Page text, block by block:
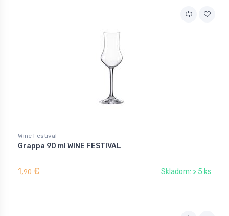
Wine Festival
Grappa 90 ml WINE FESTIVAL
1,90 € Skladom: > 5 ks